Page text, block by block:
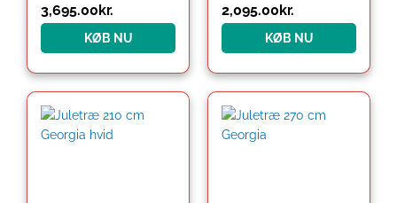
3,695.00kr.
KØB NU
2,095.00kr.
KØB NU